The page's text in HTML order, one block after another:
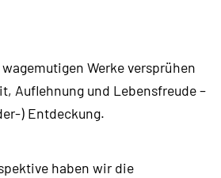
Werke versprühen
Auflehnung und Lebensfreude –
) Entdeckung.
haben wir die